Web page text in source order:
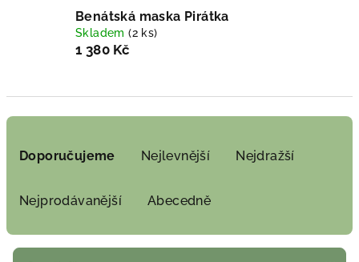
Benátská maska Pirátka
Skladem(2 ks)
1 380 Kč
Doporučujeme Nejlevnější Nejdražší
Nejprodávanější Abecedně